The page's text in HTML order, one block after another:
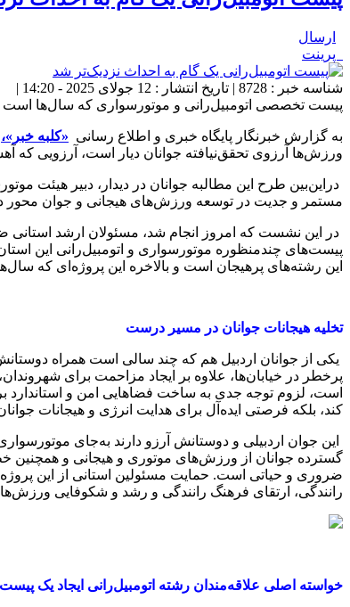
ارسال
پرینت
شناسه خبر : 8728 | تاریخ انتشار : 12 جولای 2025 - 14:20 |
پیست تخصصی اتومبیل‌رانی و موتورسواری که سال‌ها است
به گزارش خبرنگار پایگاه خبری و اطلاع رسانی «کلبه خبر»،
ورزش‌ها آرزوی تحقق‌نیافته جوانان دیار است، آرزویی که
دراین‌بین طرح این مطالبه جوانان در دیدار، دبیر هیئت
مستمر و جدیت در توسعه ورزش‌های هیجانی و جوان محور
در این نشست که امروز انجام شد، مسئولان ارشد استانی
پیست‌های چندمنظوره موتورسواری و اتومبیل‌رانی این
این رشته‌های پرهیجان است و بالاخره این پروژه‌ای که
تخلیه هیجانات جوانان در مسیر درست
یکی از جوانان اردبیل هم که چند سالی است همراه
پرخطر در خیابان‌ها، علاوه بر ایجاد مزاحمت برای
است، لزوم توجه جدی به ساخت فضاهایی امن و استاندارد
کند، بلکه فرصتی ایده‌آل برای هدایت انرژی و هیجانات
این جوان اردبیلی و دوستانش آرزو دارند به‌جای
گسترده جوانان از ورزش‌های موتوری و هیجانی و همچنین
ضروری و حیاتی است. حمایت مسئولین استانی از این
رانندگی، ارتقای فرهنگ رانندگی و رشد و شکوفایی
خواسته اصلی علاقه‌مندان رشته اتومبیل‌رانی ایجاد یک